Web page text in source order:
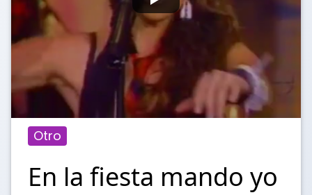
Otro
En la fiesta mando yo